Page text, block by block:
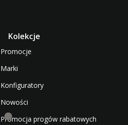
Kolekcje
Promocje
Marki
Konfiguratory
Nowości
Promocja progów rabatowych